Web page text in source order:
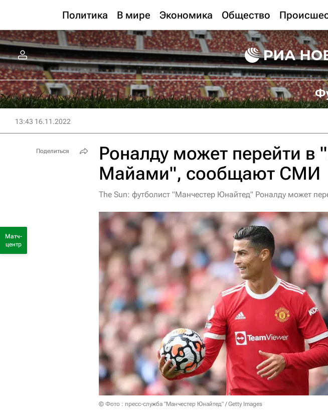
Политика В мире Экономика Общество
13:43 16.11.2022
Роналду может перейти в
Майами", сообщают СМИ
The Sun: футболист "Манчестер Юнайтед" Роналду может
© Фото : пресс-служба "Манчестер Юнайтед" / Getty Images
Поделиться
Матч-
центр